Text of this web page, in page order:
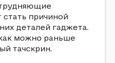
причиной
деталей гаджета.
можно раньше
тачскрин.